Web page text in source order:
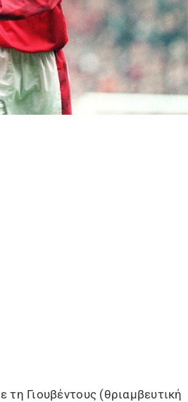
τη Γιουβέντους (θριαμβευτική